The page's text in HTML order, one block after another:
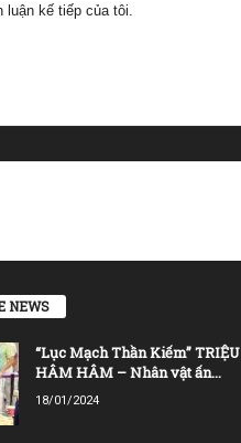
kế tiếp của tôi.
NEWS
“Lục Mạch Thần Kiếm” TRIỆU
HÂM HÂM – Nhân vật ấn...
18/01/2024